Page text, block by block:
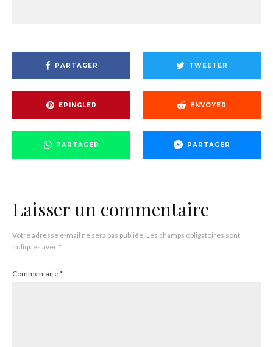
PARTAGER TWEETER
EPINGLER ENVOYER
PARTAGER PARTAGER
Laisser un commentaire
Votre adresse e-mail ne sera pas publiée. Les champs obligatoires sont
indiqués avec*
Commentaire*